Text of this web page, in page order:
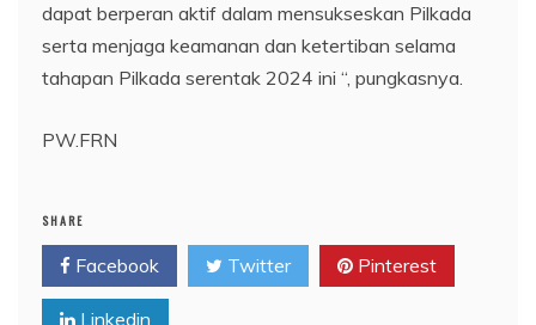
dapat berperan aktif dalam mensukseskan Pilkada
serta menjaga keamanan dan ketertiban selama
tahapan Pilkada serentak 2024 ini “, pungkasnya.
PW.FRN
SHARE
Facebook Twitter Pinterest
Linkedin